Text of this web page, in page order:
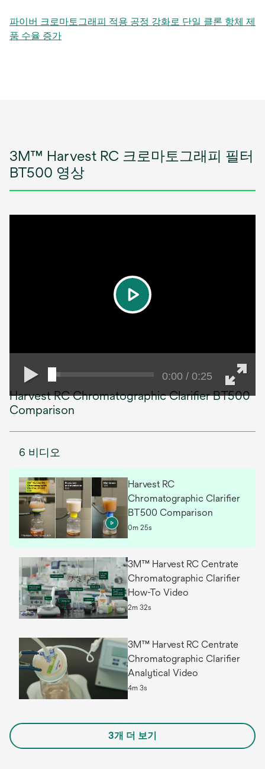
열
림
파이버 크로마토그래피 적용 공정 강화로 단일 클론 항체 제
품 수율 증가
3M™ Harvest RC 크로마토그래피 필터
BT500 영상
0:00 / 0:25
play
Harvest RC Chromatographic Clarifier BT500
Comparison
6 비디오
Harvest RC
Chromatographic Clarifier
BT500 Comparison
0m 25s
3M™ Harvest RC Centrate
Chromatographic Clarifier
How-To Video
2m 32s
3M™ Harvest RC Centrate
Chromatographic Clarifier
Analytical Video
4m 3s
3개 더 보기